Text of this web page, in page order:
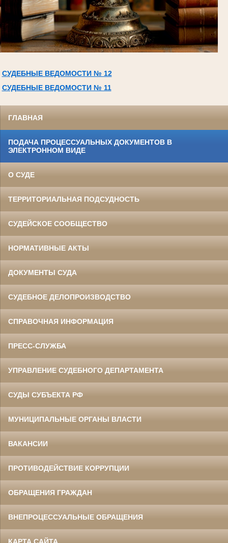
СУДЕБНЫЕ ВЕДОМОСТИ № 12
СУДЕБНЫЕ ВЕДОМОСТИ № 11
ГЛАВНАЯ
ПОДАЧА ПРОЦЕССУАЛЬНЫХ ДОКУМЕНТОВ В
ЭЛЕКТРОННОМ ВИДЕ
О СУДЕ
ТЕРРИТОРИАЛЬНАЯ ПОДСУДНОСТЬ
СУДЕЙСКОЕ СООБЩЕСТВО
НОРМАТИВНЫЕ АКТЫ
ДОКУМЕНТЫ СУДА
СУДЕБНОЕ ДЕЛОПРОИЗВОДСТВО
СПРАВОЧНАЯ ИНФОРМАЦИЯ
ПРЕСС-СЛУЖБА
УПРАВЛЕНИЕ СУДЕБНОГО ДЕПАРТАМЕНТА
СУДЫ СУБЪЕКТА РФ
МУНИЦИПАЛЬНЫЕ ОРГАНЫ ВЛАСТИ
ВАКАНСИИ
ПРОТИВОДЕЙСТВИЕ КОРРУПЦИИ
ОБРАЩЕНИЯ ГРАЖДАН
ВНЕПРОЦЕССУАЛЬНЫЕ ОБРАЩЕНИЯ